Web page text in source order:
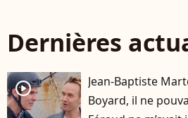
Dernières
player2
Jean-Baptiste
Boyard, il ne